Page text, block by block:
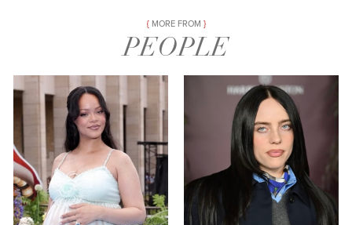
MORE FROM
PEOPLE